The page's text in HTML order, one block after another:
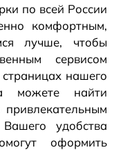
по всей России
комфортным,
лучше, чтобы
сервисом
нашего
можете найти
удобства
оформить